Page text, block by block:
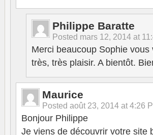
Philippe Baratte
Posted mars 12, 2014 at
Merci beaucoup Sophie
très, très plaisir. A bientôt.
Maurice
Posted août 23, 2014 at 4:26
Bonjour Philippe
Je viens de découvrir votre site